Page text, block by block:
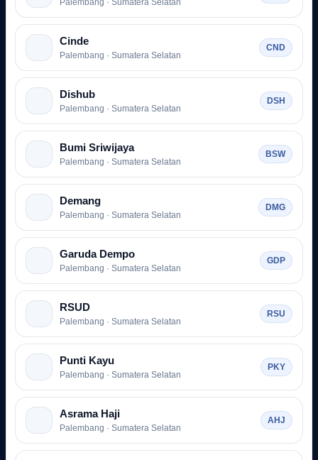
Palembang · Sumatera Selatan
Cinde
Palembang · Sumatera Selatan
CND
Dishub
Palembang · Sumatera Selatan
DSH
Bumi Sriwijaya
Palembang · Sumatera Selatan
BSW
Demang
Palembang · Sumatera Selatan
DMG
Garuda Dempo
Palembang · Sumatera Selatan
GDP
RSUD
Palembang · Sumatera Selatan
RSU
Punti Kayu
Palembang · Sumatera Selatan
PKY
Asrama Haji
Palembang · Sumatera Selatan
AHJ